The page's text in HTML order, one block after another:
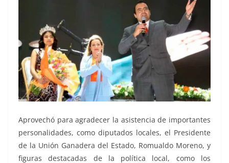
Aprovechó para agradecer la asistencia de importantes
personalidades, como diputados locales, el Presidente
de la Unión Ganadera del Estado, Romualdo Moreno, y
figuras destacadas de la política local, como los